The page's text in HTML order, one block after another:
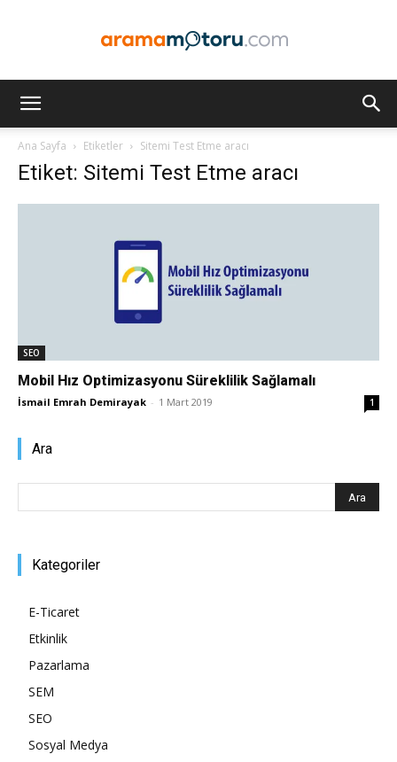
Optimizasyonu
–
Ana Sayfa Etiketler Sitemi Test Etme aracı
Etiket: Sitemi Test Etme aracı
SEO
Mobil Hız Optimizasyonu Süreklilik Sağlamalı
İsmail Emrah Demirayak - 1 Mart 2019 1
Ara
Kategoriler
E-Ticaret
Etkinlik
Pazarlama
SEM
SEO
Sosyal Medya